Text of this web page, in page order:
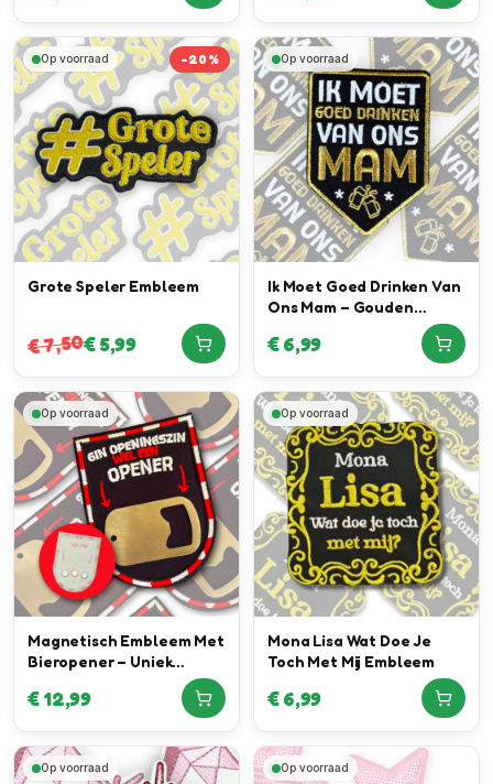
Op voorraad -20%
Grote Speler Embleem
€7,50€5,99
Op voorraad
Ik Moet Goed Drinken Van
Ons Mam – Gouden
€6,99
Op voorraad
Magnetisch Embleem Met
Bieropener – Uniek
€12,99
Op voorraad
Mona Lisa Wat Doe Je
Toch Met Mij Embleem
€6,99
Op voorraad Op voorraad